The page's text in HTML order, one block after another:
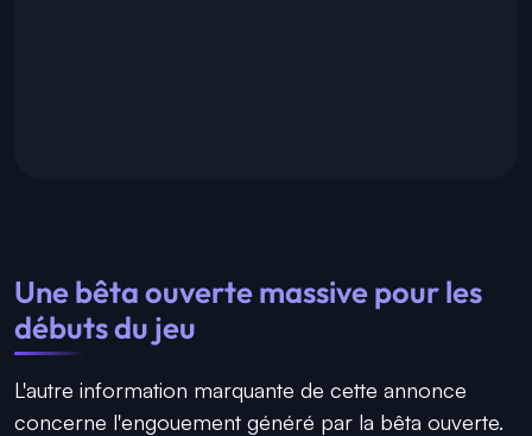
Une bêta ouverte massive pour les
débuts du jeu
L'autre information marquante de cette annonce
concerne l'engouement généré par la bêta ouverte.